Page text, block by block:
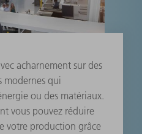
acharnement sur des
modernes qui
ou des matériaux.
vous pouvez réduire
votre production grâce